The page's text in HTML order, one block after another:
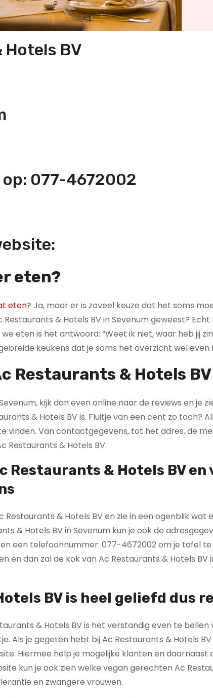
BV
077-4672002
eten?
eten? Ja, maar er is zoveel keuze dat het soms
& Hotels BV in Sevenum geweest?
eten is het antwoord: “Weet ik niet, waar heb jij zin
keukens dat je soms het overzicht wel even
Restaurants & Hotels
kijk dan even online naar de reviews en je
& Hotels BV is. Fluitje van een cent zo toch?
vinden. Van contactgegevens, tot het adres, de
Restaurants & Hotels BV.
Restaurants & Hotels BV en
Restaurants & Hotels BV en zie in een ogenblik
& Hotels BV in Sevenum kun je ook de
een telefoonnummer: 077-4672002 om je tafel
en dan zal de kok van Ac Restaurants & Hotels BV
BV is heel geliefd dus
& Hotels BV is het verstandig even te
Als je gegeten hebt bij Ac Restaurants & Hotels
Hiermee help je mogelijke klanten en
kun je ook zien welke vegan gerechten Ac
en zwangere vrouwen.